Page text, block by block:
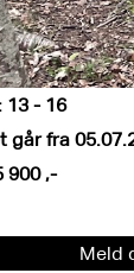
13 - 16
går fra
900 ,-
Meld